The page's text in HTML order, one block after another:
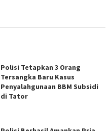
Polisi Tetapkan 3 Orang
Tersangka Baru Kasus
Penyalahgunaan BBM Subsidi
di Tator